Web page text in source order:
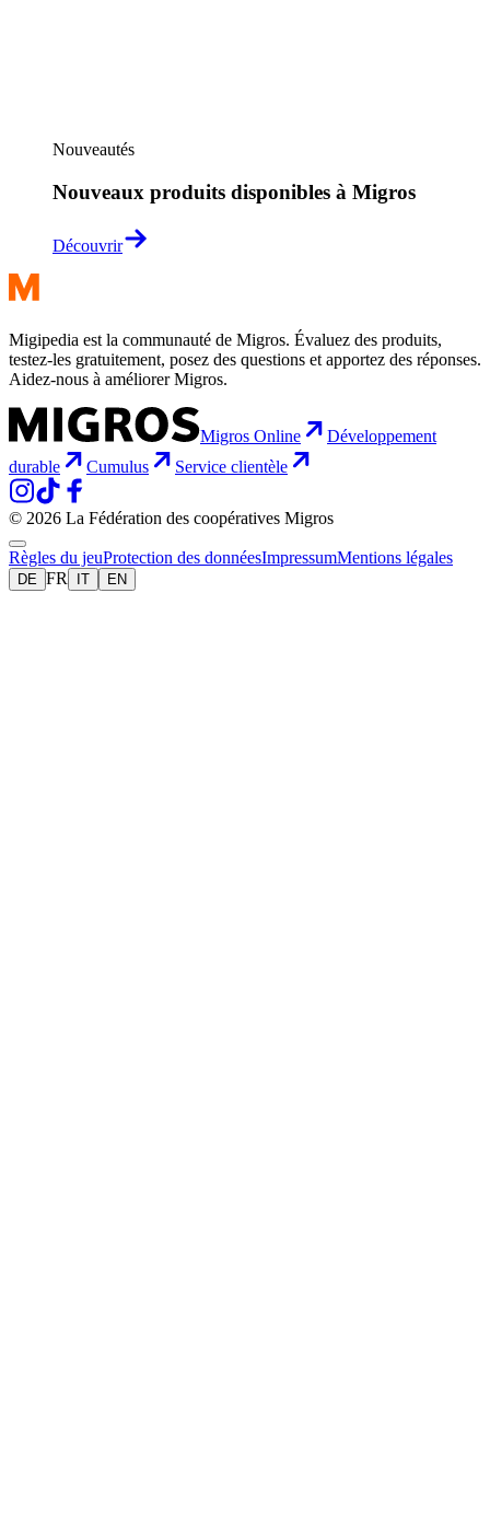
Nouveautés
Nouveaux produits disponibles à Migros
Découvrir
Migipedia est la communauté de Migros. Évaluez des produits,
testez-les gratuitement, posez des questions et apportez des réponses.
Aidez-nous à améliorer Migros.
Migros Online
Développement
durable
Cumulus Service clientèle
© 2026 La Fédération des coopératives Migros
Règles du jeuProtection des donnéesImpressumMentions légales
DE FR IT EN